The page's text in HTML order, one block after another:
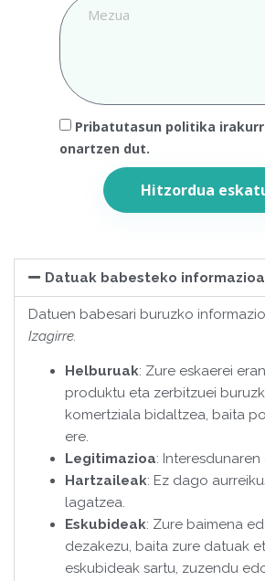
Pribatutasun politika
onartzen dut.
Hitzordua
Datuak babesteko
Datuen babesari buruzko
Izagirre.
Helburuak: Zure eskaerei
produktu eta zerbitzuei
komertziala bidaltzea, baita
ere.
Legitimazioa:
Hartzaileak: Ez dago
lagatzea.
Eskubideak: Zure baimena
dezakezu, baita zure datuak
eskubideak sartu, zuzendu